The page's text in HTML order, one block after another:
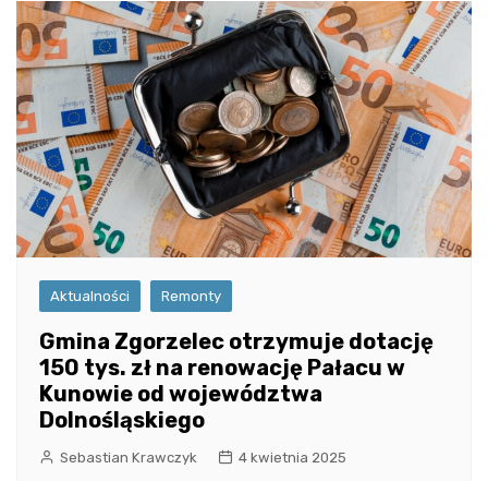
Aktualności Remonty
Gmina Zgorzelec otrzymuje dotację
150 tys. zł na renowację Pałacu w
Kunowie od województwa
Dolnośląskiego
Sebastian Krawczyk 4 kwietnia 2025